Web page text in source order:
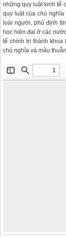
những quy luật kinh tế
quy luật của chủ
loài người, phủ định
học hiện đại ở các
tế chính trị thành khoa
chủ nghĩa và mâu